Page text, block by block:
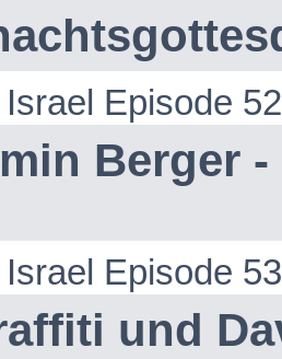
Episode 52
Berger
Episode 53
und